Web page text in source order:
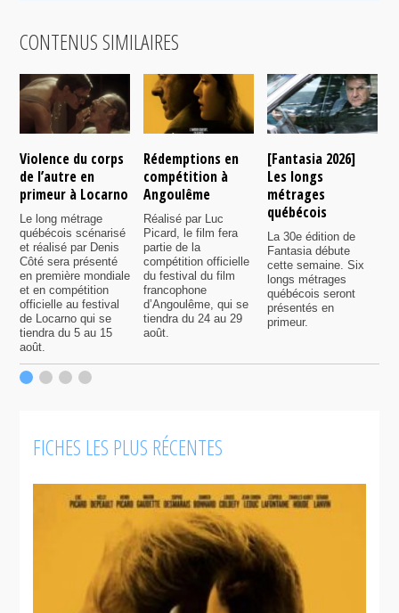
CONTENUS SIMILAIRES
Violence du corps
de l’autre en
primeur à Locarno
Le long métrage
québécois scénarisé
et réalisé par Denis
Côté sera présenté
en première mondiale
et en compétition
officielle au festival
de Locarno qui se
tiendra du 5 au 15
août.
Rédemptions en
compétition à
Angoulême
Réalisé par Luc
Picard, le film fera
partie de la
compétition officielle
du festival du film
francophone
d’Angoulême, qui se
tiendra du 24 au 29
août.
[Fantasia 2026]
Les longs
métrages
québécois
La 30e édition de
Fantasia débute
cette semaine. Six
longs métrages
québécois seront
présentés en
primeur.
FICHES LES PLUS RÉCENTES